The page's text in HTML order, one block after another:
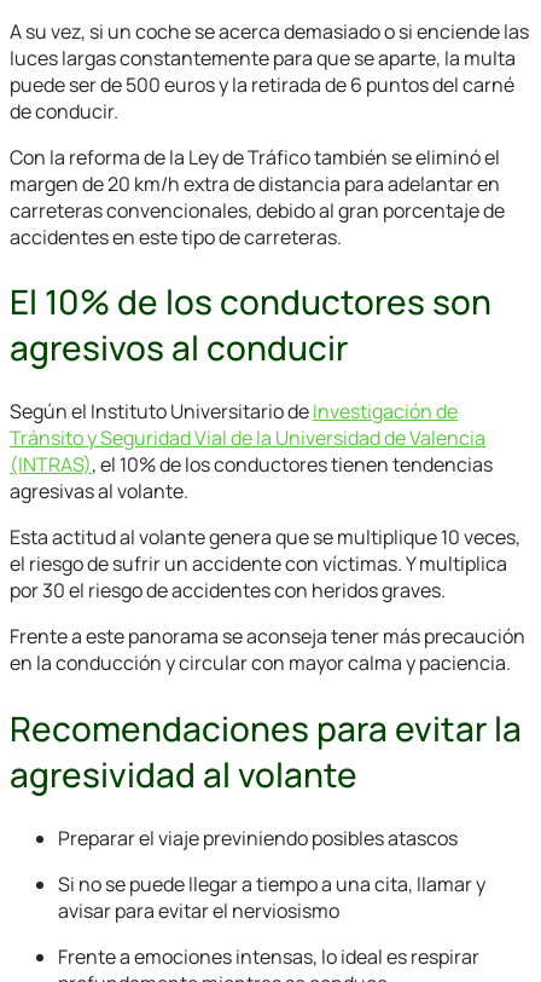
A su vez, si un coche se acerca demasiado o si enciende las
luces largas constantemente para que se aparte, la multa
puede ser de 500 euros y la retirada de 6 puntos del carné
de conducir.
Con la reforma de la Ley de Tráfico también se eliminó el
margen de 20 km/h extra de distancia para adelantar en
carreteras convencionales, debido al gran porcentaje de
accidentes en este tipo de carreteras.
El 10% de los conductores son
agresivos al conducir
Según el Instituto Universitario deInvestigación de
Tránsito y Seguridad Vial de la Universidad de Valencia
(INTRAS), el 10% de los conductores tienen tendencias
agresivas al volante.
Esta actitud al volante genera que se multiplique 10 veces,
el riesgo de sufrir un accidente con víctimas. Y multiplica
por 30 el riesgo de accidentes con heridos graves.
Frente a este panorama se aconseja tener más precaución
en la conducción y circular con mayor calma y paciencia.
Recomendaciones para evitar la
agresividad al volante
Preparar el viaje previniendo posibles atascos
Si no se puede llegar a tiempo a una cita, llamar y
avisar para evitar el nerviosismo
Frente a emociones intensas, lo ideal es respirar